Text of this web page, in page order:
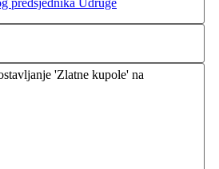
predsjednika Udruge
'Zlatne kupole' na